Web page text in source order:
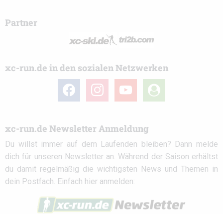
Partner
xc-run.de in den sozialen Netzwerken
facebook instagramyoutube
user-
circle
xc-run.de Newsletter Anmeldung
Du willst immer auf dem Laufenden bleiben? Dann melde
dich für unseren Newsletter an. Während der Saison erhältst
du damit regelmäßig die wichtigsten News und Themen in
dein Postfach. Einfach hier anmelden: